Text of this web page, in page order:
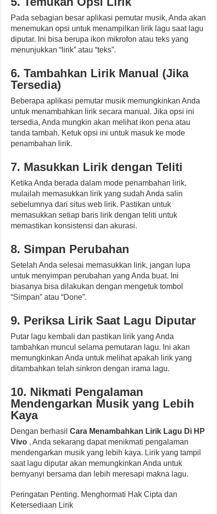
Pada sebagian besar aplikasi pemutar musik, Anda akan
menemukan opsi untuk menampilkan lirik lagu saat lagu
diputar. Ini bisa berupa ikon mikrofon atau teks yang
menunjukkan “lirik” atau “teks”.
6. Tambahkan Lirik Manual (Jika
Tersedia)
Beberapa aplikasi pemutar musik memungkinkan Anda
untuk menambahkan lirik secara manual. Jika opsi ini
tersedia, Anda mungkin akan melihat ikon pena atau
tanda tambah. Ketuk opsi ini untuk masuk ke mode
penambahan lirik.
7. Masukkan Lirik dengan Teliti
Ketika Anda berada dalam mode penambahan lirik,
mulailah memasukkan lirik yang sudah Anda salin
sebelumnya dari situs web lirik. Pastikan untuk
memasukkan setiap baris lirik dengan teliti untuk
memastikan konsistensi dan akurasi.
8. Simpan Perubahan
Setelah Anda selesai memasukkan lirik, jangan lupa
untuk menyimpan perubahan yang Anda buat. Ini
biasanya bisa dilakukan dengan mengetuk tombol
“Simpan” atau “Done”.
9. Periksa Lirik Saat Lagu Diputar
Putar lagu kembali dan pastikan lirik yang Anda
tambahkan muncul selama pemutaran lagu. Ini akan
memungkinkan Anda untuk melihat apakah lirik yang
ditambahkan telah sinkron dengan irama lagu.
10. Nikmati Pengalaman
Mendengarkan Musik yang Lebih
Kaya
Dengan berhasilCara Menambahkan Lirik Lagu Di HP
Vivo , Anda sekarang dapat menikmati pengalaman
mendengarkan musik yang lebih kaya. Lirik yang tampil
saat lagu diputar akan memungkinkan Anda untuk
bernyanyi bersama dan lebih meresapi makna lagu.
Peringatan Penting. Menghormati Hak Cipta dan
Ketersediaan Lirik